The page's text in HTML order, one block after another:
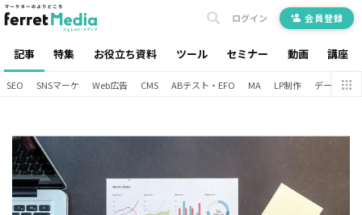
記事 特集 お役立ち資料 ツール セミナー 動画 講座
ログイン 会員登録
SEO SNSマーケ Web広告 CMS ABテスト・EFO MA LP制作 データ分析